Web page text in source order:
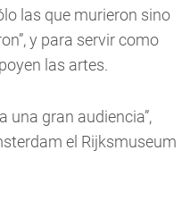
las que murieron sino
y para servir como
las artes.
una gran audiencia”,
el Rijksmuseum